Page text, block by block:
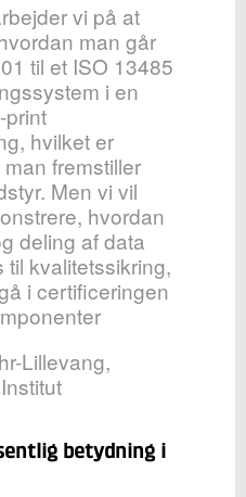
vi på at
man går
til et ISO 13485
i en
print
hvilket er
fremstiller
Men vi vil
hvordan
deling af data
til kvalitetssikring,
i certificeringen
Lillevang,
betydning i